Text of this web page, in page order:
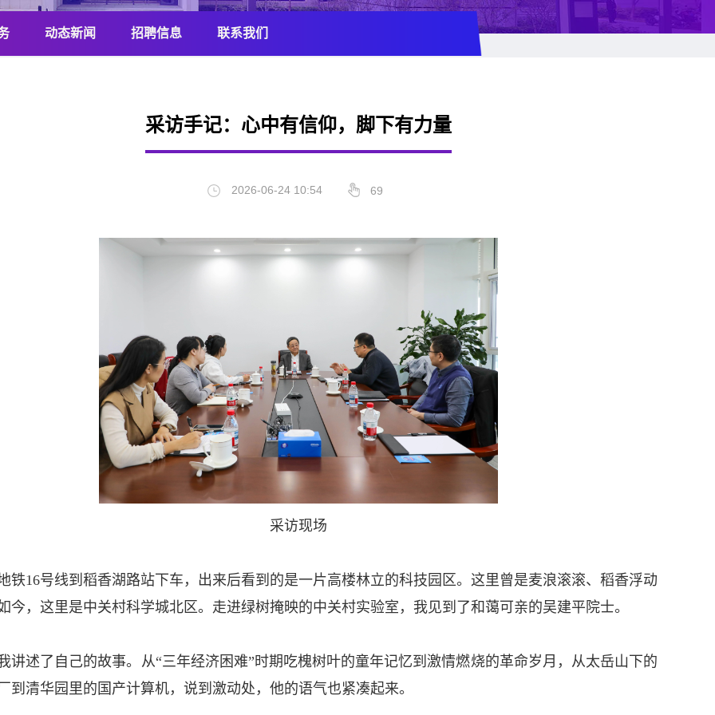
动态新闻 招聘信息 联系我们
采访手记：心中有信仰，脚下有力量
2026-06-24 10:54 69
采访现场
铁16号线到稻香湖路站下车，出来后看到的是一片高楼林立的科技园区。这里曾是麦浪滚滚、稻香浮动
今，这里是中关村科学城北区。走进绿树掩映的中关村实验室，我见到了和蔼可亲的吴建平院士。
讲述了自己的故事。从“三年经济困难”时期吃槐树叶的童年记忆到激情燃烧的革命岁月，从太岳山下的
到清华园里的国产计算机，说到激动处，他的语气也紧凑起来。